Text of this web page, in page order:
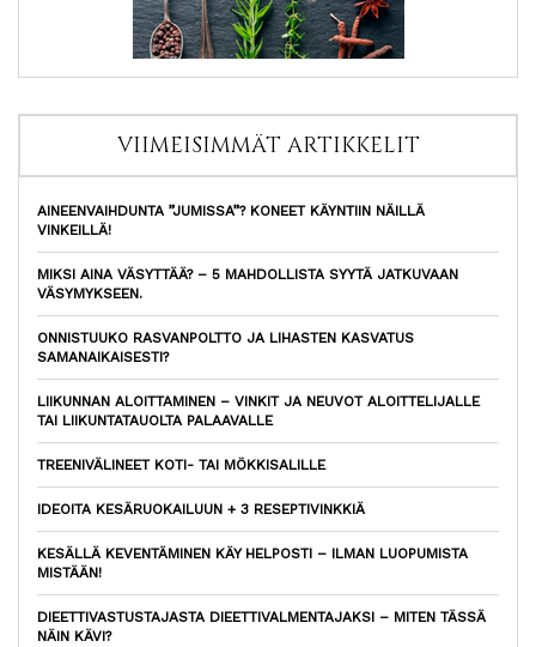
VIIMEISIMMÄT ARTIKKELIT
AINEENVAIHDUNTA ”JUMISSA”? KONEET KÄYNTIIN NÄILLÄ
VINKEILLÄ!
MIKSI AINA VÄSYTTÄÄ? – 5 MAHDOLLISTA SYYTÄ JATKUVAAN
VÄSYMYKSEEN.
ONNISTUUKO RASVANPOLTTO JA LIHASTEN KASVATUS
SAMANAIKAISESTI?
LIIKUNNAN ALOITTAMINEN – VINKIT JA NEUVOT ALOITTELIJALLE
TAI LIIKUNTATAUOLTA PALAAVALLE
TREENIVÄLINEET KOTI- TAI MÖKKISALILLE
IDEOITA KESÄRUOKAILUUN + 3 RESEPTIVINKKIÄ
KESÄLLÄ KEVENTÄMINEN KÄY HELPOSTI – ILMAN LUOPUMISTA
MISTÄÄN!
DIEETTIVASTUSTAJASTA DIEETTIVALMENTAJAKSI – MITEN TÄSSÄ
NÄIN KÄVI?